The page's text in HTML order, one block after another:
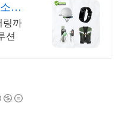
기
팅
링까
션